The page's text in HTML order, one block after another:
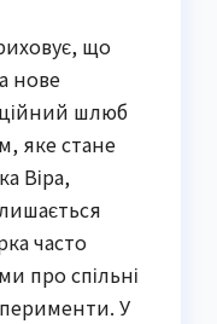
що
нове
шлюб
яке стане
Віра,
часто
про спільні
У